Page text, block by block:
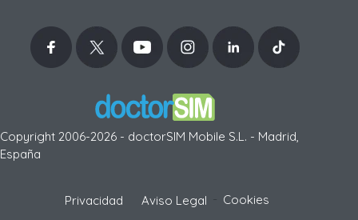
Copyright 2006-2026 - doctorSIM Mobile S.L. - Madrid,
España
Privacidad Aviso Legal Cookies